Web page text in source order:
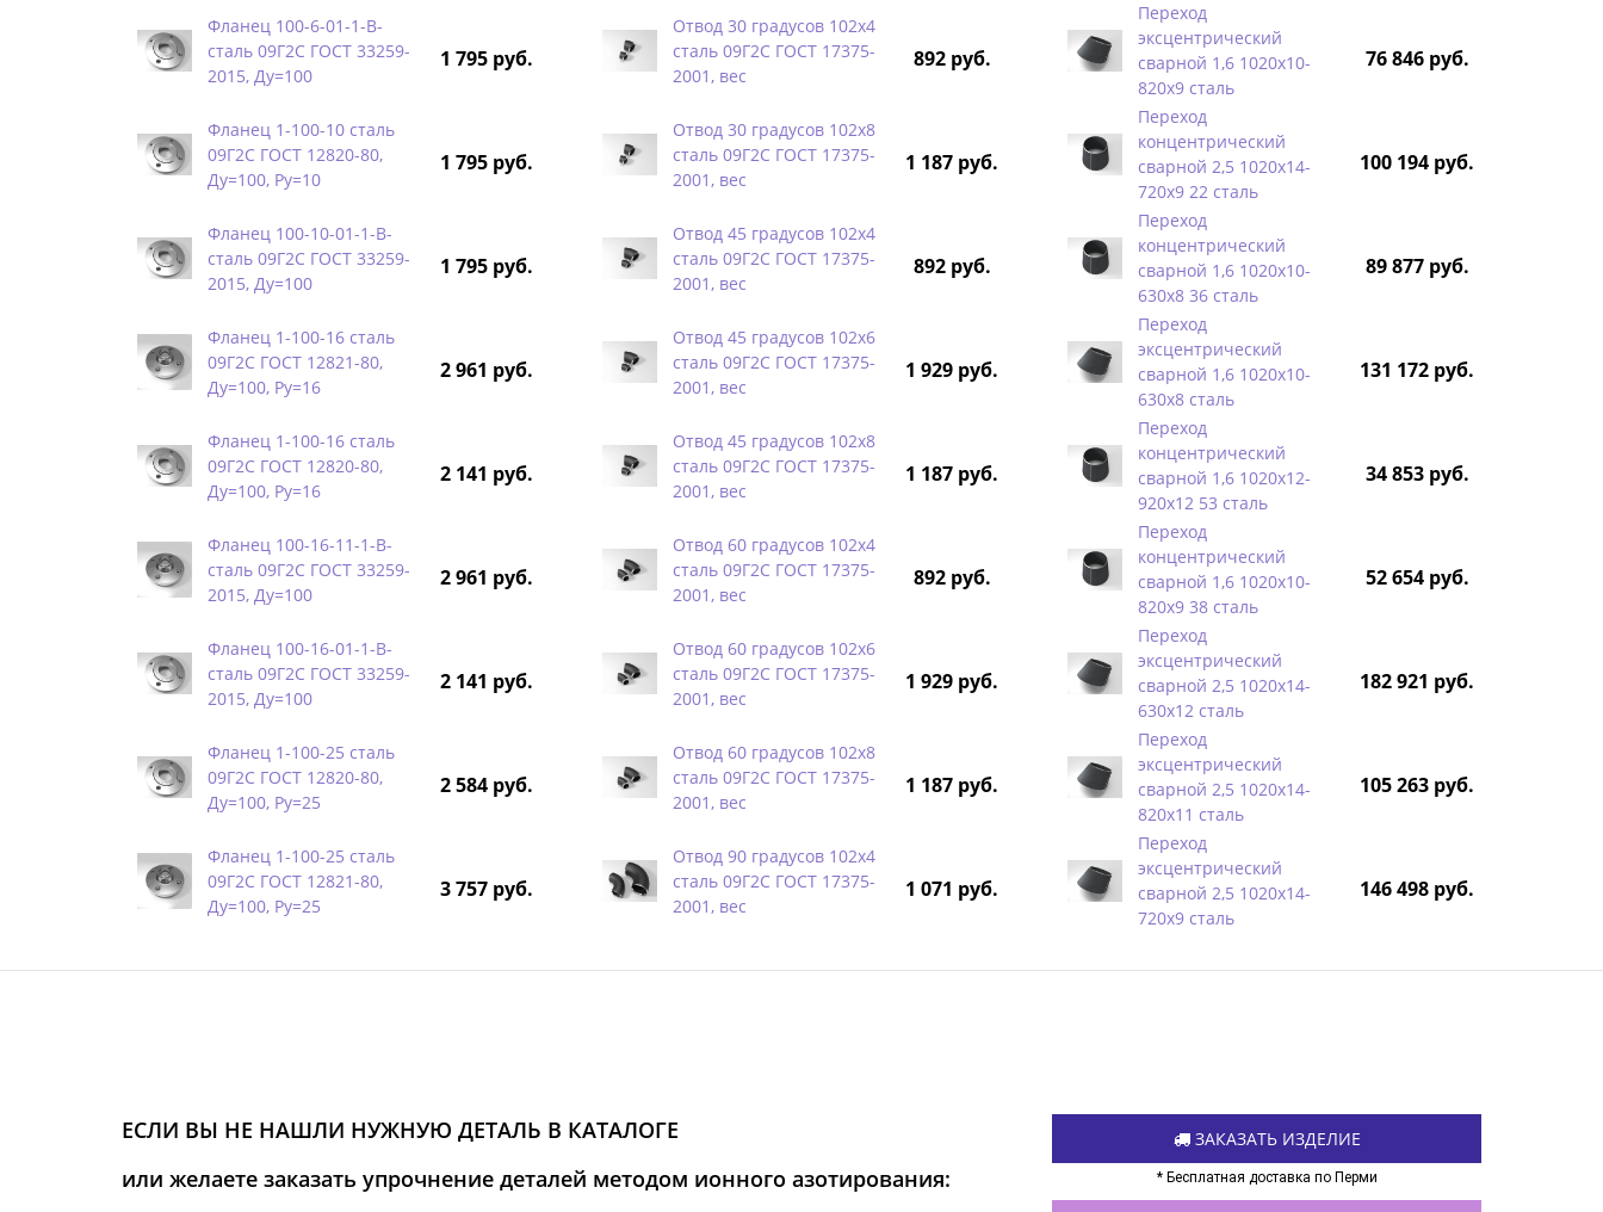
Фланец 100-6-01-1-B-
сталь 09Г2С ГОСТ 33259-
2015, Ду=100
1 795 руб.
Фланец 1-100-10 сталь
09Г2С ГОСТ 12820-80,
Ду=100, Ру=10
1 795 руб.
Фланец 100-10-01-1-B-
сталь 09Г2С ГОСТ 33259-
2015, Ду=100
1 795 руб.
Фланец 1-100-16 сталь
09Г2С ГОСТ 12821-80,
Ду=100, Ру=16
2 961 руб.
Фланец 1-100-16 сталь
09Г2С ГОСТ 12820-80,
Ду=100, Ру=16
2 141 руб.
Фланец 100-16-11-1-B-
сталь 09Г2С ГОСТ 33259-
2015, Ду=100
2 961 руб.
Фланец 100-16-01-1-B-
сталь 09Г2С ГОСТ 33259-
2015, Ду=100
2 141 руб.
Фланец 1-100-25 сталь
09Г2С ГОСТ 12820-80,
Ду=100, Ру=25
2 584 руб.
Фланец 1-100-25 сталь
09Г2С ГОСТ 12821-80,
Ду=100, Ру=25
3 757 руб.
Отвод 30 градусов 102х4
сталь 09Г2С ГОСТ 17375-
2001, вес
892 руб.
Отвод 30 градусов 102х8
сталь 09Г2С ГОСТ 17375-
2001, вес
1 187 руб.
Отвод 45 градусов 102х4
сталь 09Г2С ГОСТ 17375-
2001, вес
892 руб.
Отвод 45 градусов 102х6
сталь 09Г2С ГОСТ 17375-
2001, вес
1 929 руб.
Отвод 45 градусов 102х8
сталь 09Г2С ГОСТ 17375-
2001, вес
1 187 руб.
Отвод 60 градусов 102х4
сталь 09Г2С ГОСТ 17375-
2001, вес
892 руб.
Отвод 60 градусов 102х6
сталь 09Г2С ГОСТ 17375-
2001, вес
1 929 руб.
Отвод 60 градусов 102х8
сталь 09Г2С ГОСТ 17375-
2001, вес
1 187 руб.
Отвод 90 градусов 102х4
сталь 09Г2С ГОСТ 17375-
2001, вес
1 071 руб.
Переход
эксцентрический
сварной 1,6 1020х10-
820х9 сталь
76 846 руб.
Переход
концентрический
сварной 2,5 1020х14-
720х9 22 сталь
100 194 руб.
Переход
концентрический
сварной 1,6 1020х10-
630х8 36 сталь
89 877 руб.
Переход
эксцентрический
сварной 1,6 1020х10-
630х8 сталь
131 172 руб.
Переход
концентрический
сварной 1,6 1020х12-
920х12 53 сталь
34 853 руб.
Переход
концентрический
сварной 1,6 1020х10-
820х9 38 сталь
52 654 руб.
Переход
эксцентрический
сварной 2,5 1020х14-
630х12 сталь
182 921 руб.
Переход
эксцентрический
сварной 2,5 1020х14-
820х11 сталь
105 263 руб.
Переход
эксцентрический
сварной 2,5 1020х14-
720х9 сталь
146 498 руб.
ЕСЛИ ВЫ НЕ НАШЛИ НУЖНУЮ ДЕТАЛЬ В КАТАЛОГЕ
или желаете заказать упрочнение деталей методом ионного азотирования:
ЗАКАЗАТЬ ИЗДЕЛИЕ
* Бесплатная доставка по Перми